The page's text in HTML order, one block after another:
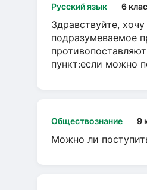
Русский язык 6
Здравствуйте,
подразумеваемое
пункт:если можно
Обществознание 9
Можно ли